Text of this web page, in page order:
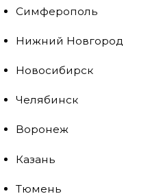
Симферополь
Нижний Новгород
Новосибирск
Челябинск
Воронеж
Казань
Тюмень